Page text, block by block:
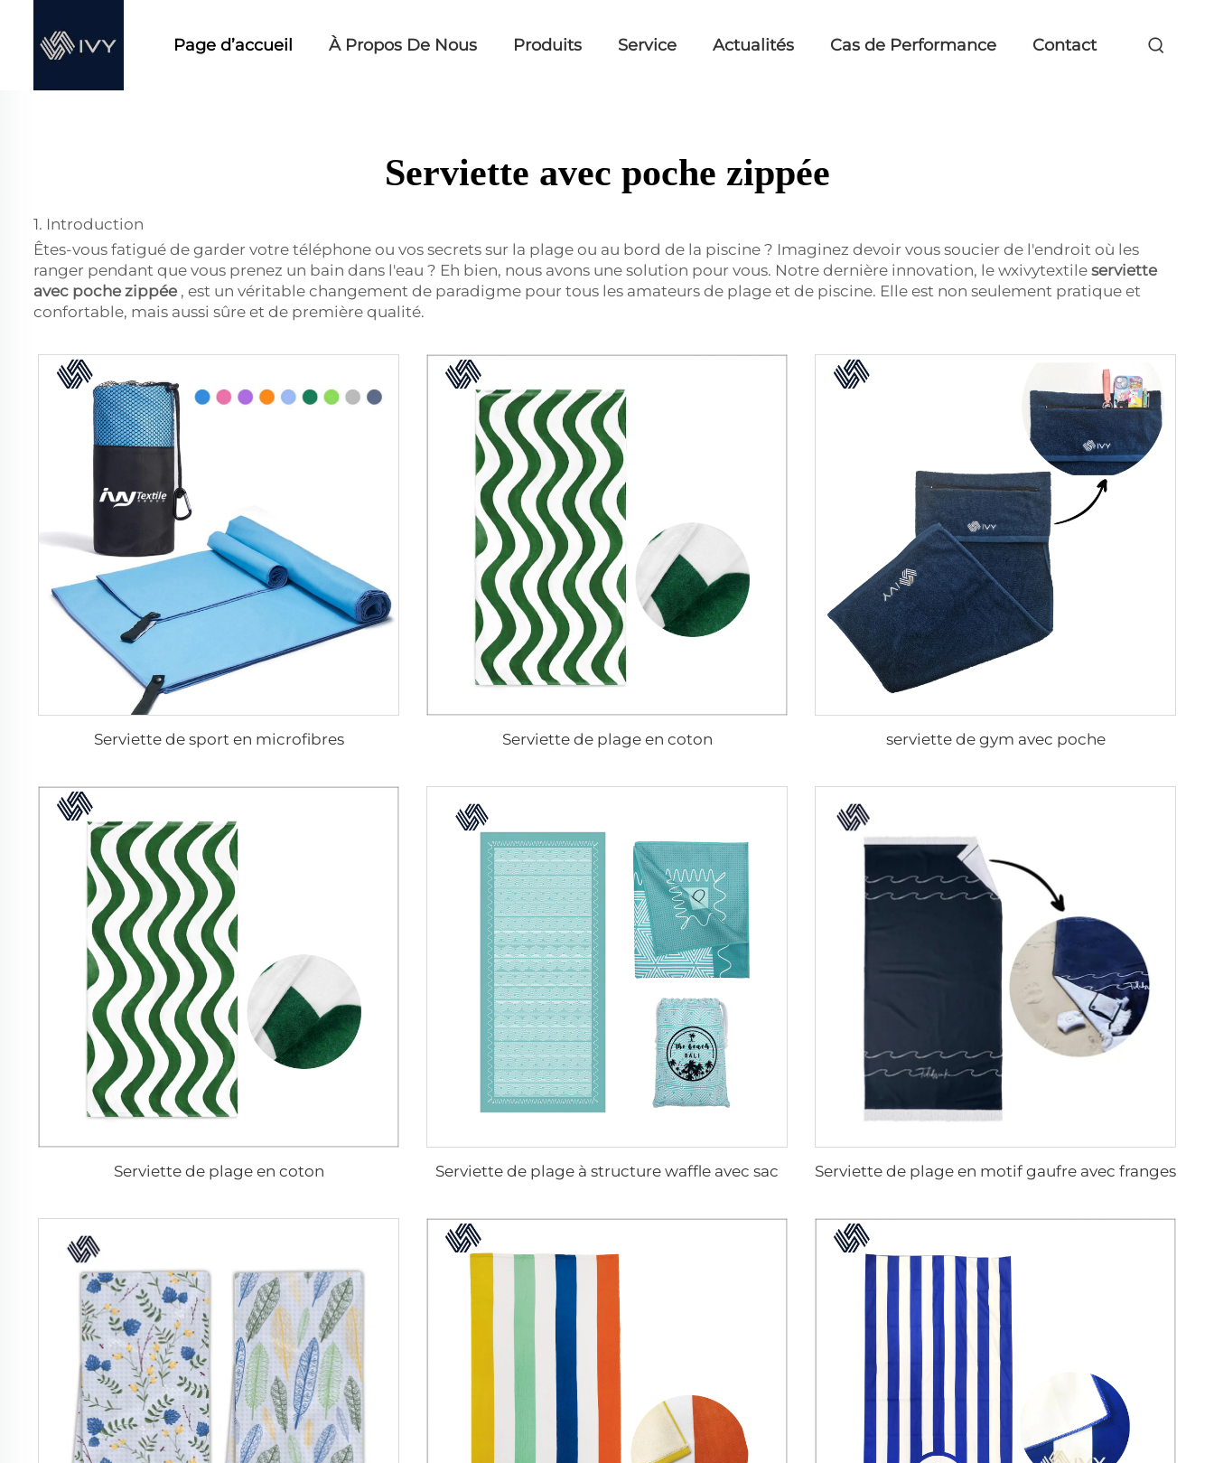
Page d’accueil À Propos De Nous Produits Service Actualités Cas de Performance Contact
Serviette avec poche zippée
1. Introduction
Êtes-vous fatigué de garder votre téléphone ou vos secrets sur la plage ou au bord de la piscine ? Imaginez devoir vous soucier de l'endroit où les
ranger pendant que vous prenez un bain dans l'eau ? Eh bien, nous avons une solution pour vous. Notre dernière innovation, le wxivytextile serviette
avec poche zippée , est un véritable changement de paradigme pour tous les amateurs de plage et de piscine. Elle est non seulement pratique et
confortable, mais aussi sûre et de première qualité.
Serviette de sport en microfibres Serviette de plage en coton serviette de gym avec poche
Serviette de plage en coton Serviette de plage à structure waffle avec sac Serviette de plage en motif gaufre avec franges